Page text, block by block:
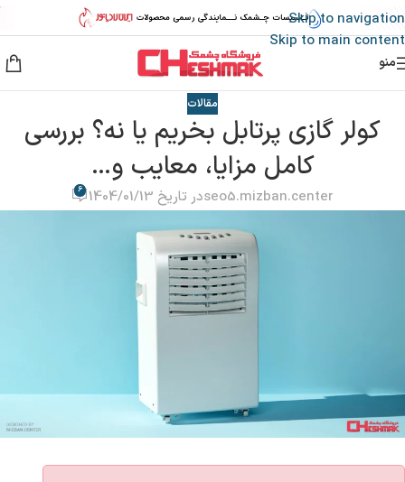
Skip to navigation
Skip to main content
منو
مقالات
کولر گازی پرتابل بخریم یا نه؟ بررسی
کامل مزایا، معایب و…
seo5.mizban.centerدر تاریخ 1404/01/13 6